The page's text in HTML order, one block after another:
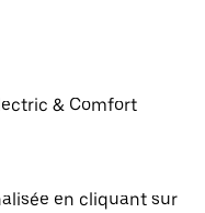
& Comfort
en cliquant sur